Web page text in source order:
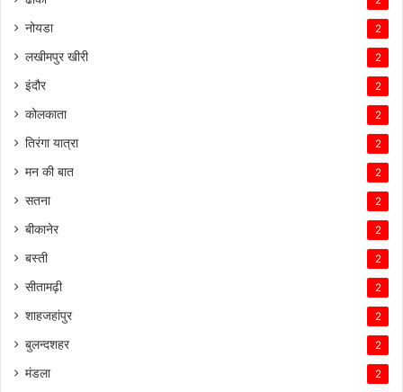
नोयडा 2
लखीमपुर खीरी 2
इंदौर 2
कोलकाता 2
तिरंगा यात्रा 2
मन की बात 2
सतना 2
बीकानेर 2
बस्ती 2
सीतामढ़ी 2
शाहजहांपुर 2
बुलन्दशहर 2
मंडला 2